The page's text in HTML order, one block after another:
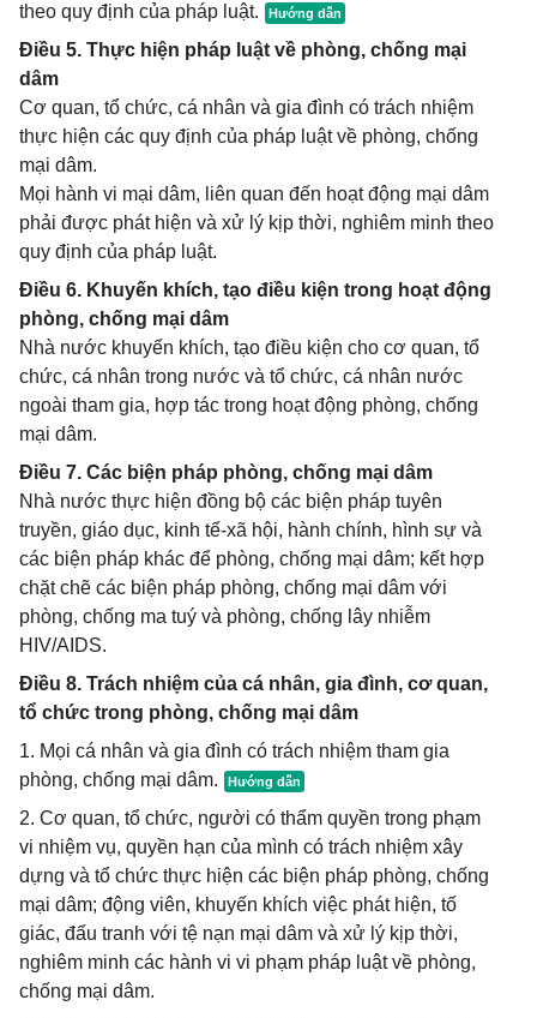
theo quy định của pháp luật.
Điều 5. Thực hiện pháp luật về phòng, chống mại
dâm
Cơ quan, tổ chức, cá nhân và gia đình có trách nhiệm
thực hiện các quy định của pháp luật về phòng, chống
mại dâm.
Mọi hành vi mại dâm, liên quan đến hoạt động mại dâm
phải được phát hiện và xử lý kịp thời, nghiêm minh theo
quy định của pháp luật.
Điều 6. Khuyến khích, tạo điều kiện trong hoạt động
phòng, chống mại dâm
Nhà nước khuyến khích, tạo điều kiện cho cơ quan, tổ
chức, cá nhân trong nước và tổ chức, cá nhân nước
ngoài tham gia, hợp tác trong hoạt động phòng, chống
mại dâm.
Điều 7. Các biện pháp phòng, chống mại dâm
Nhà nước thực hiện đồng bộ các biện pháp tuyên
truyền, giáo dục, kinh tế-xã hội, hành chính, hình sự và
các biện pháp khác để phòng, chống mại dâm; kết hợp
chặt chẽ các biện pháp phòng, chống mại dâm với
phòng, chống ma tuý và phòng, chống lây nhiễm
HIV/AIDS.
Điều 8. Trách nhiệm của cá nhân, gia đình, cơ quan,
tổ chức trong phòng, chống mại dâm
1. Mọi cá nhân và gia đình có trách nhiệm tham gia
phòng, chống mại dâm.
2. Cơ quan, tổ chức, người có thẩm quyền trong phạm
vi nhiệm vụ, quyền hạn của mình có trách nhiệm xây
dựng và tổ chức thực hiện các biện pháp phòng, chống
mại dâm; động viên, khuyến khích việc phát hiện, tố
giác, đấu tranh với tệ nạn mại dâm và xử lý kịp thời,
nghiêm minh các hành vi vi phạm pháp luật về phòng,
chống mại dâm.